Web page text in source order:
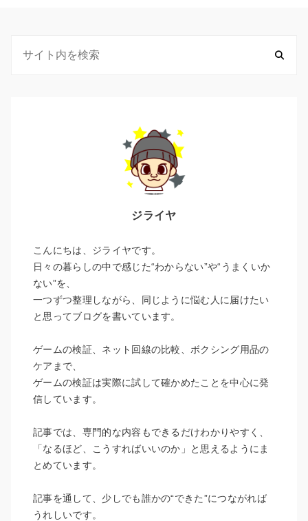
ジライヤ
こんにちは、ジライヤです。
日々の暮らしの中で感じた“わからない”や“うまくいか
ない”を、
一つずつ整理しながら、同じように悩む人に届けたい
と思ってブログを書いています。
ゲームの検証、ネット回線の比較、ボクシング用品の
ケアまで、
ゲームの検証は実際に試して確かめたことを中心に発
信しています。
記事では、専門的な内容もできるだけわかりやすく、
「なるほど、こうすればいいのか」と思えるようにま
とめています。
記事を通して、少しでも誰かの“できた”につながれば
うれしいです。